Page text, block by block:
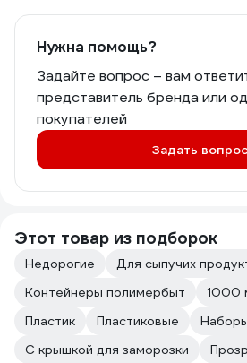
Нужна помощь?
Задайте вопрос – вам
представитель бренда или
покупателей
Задать вопрос
Этот товар из подборок
Недорогие
Для сыпучих
Контейнеры полимербыт
1000
Пластик
Пластиковые
С крышкой для заморозки